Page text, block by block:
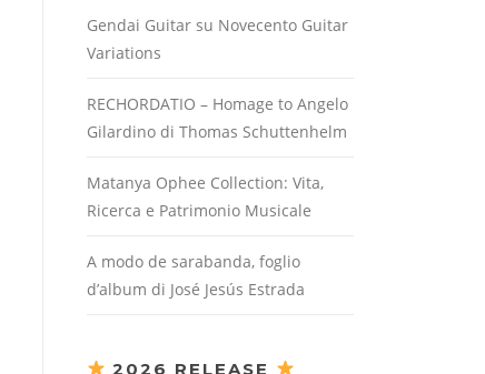
Gendai Guitar su Novecento Guitar
Variations
RECHORDATIO – Homage to Angelo
Gilardino di Thomas Schuttenhelm
Matanya Ophee Collection: Vita,
Ricerca e Patrimonio Musicale
A modo de sarabanda, foglio
d’album di José Jesús Estrada
2026 RELEASE